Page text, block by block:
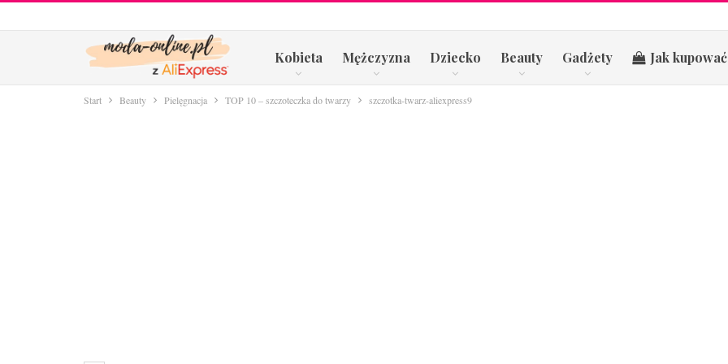
Kobieta Mężczyzna Dziecko Beauty Gadżety Jak
Start Beauty Pielęgnacja TOP 10 – szczoteczka do twarzy szczotka-twarz-aliexpress9